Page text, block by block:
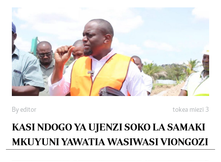
By editor tokea miezi 3
KASI NDOGO YA UJENZI SOKO LA SAMAKI
MKUYUNI YAWATIA WASIWASI VIONGOZI